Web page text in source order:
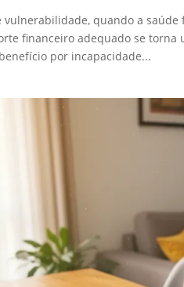
vulnerabilidade, quando a
financeiro adequado se
por incapacidade...